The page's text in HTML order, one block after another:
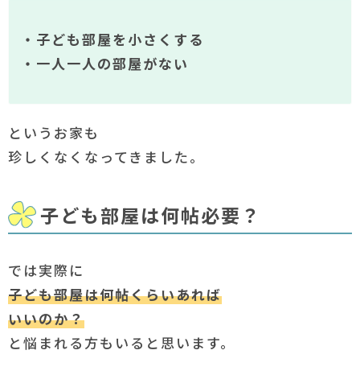
・子ども部屋を小さくする
・一人一人の部屋がない
というお家も
珍しくなくなってきました。
子ども部屋は何帖必要？
では実際に
子ども部屋は何帖くらいあれば
いいのか？
と悩まれる方もいると思います。